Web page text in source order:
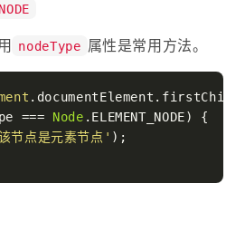
nodeType 属性是常用方法。
. documentElement . firstChild
=== Node . ELEMENT_NODE) {
节点是元素节点' );